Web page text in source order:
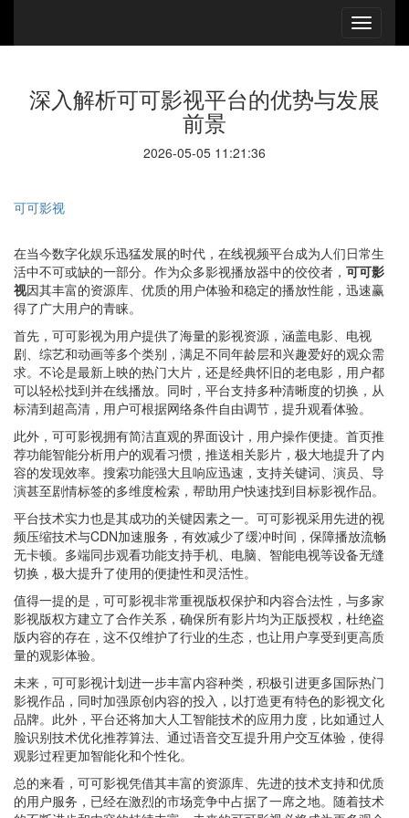
深入解析可可影视平台的优势与发展
前景
2026-05-05 11:21:36
可可影视
在当今数字化娱乐迅猛发展的时代，在线视频平台成为人们日常生
活中不可或缺的一部分。作为众多影视播放器中的佼佼者， 可可影
视因其丰富的资源库、优质的用户体验和稳定的播放性能，迅速赢
得了广大用户的青睐。
首先，可可影视为用户提供了海量的影视资源，涵盖电影、电视
剧、综艺和动画等多个类别，满足不同年龄层和兴趣爱好的观众需
求。不论是最新上映的热门大片，还是经典怀旧的老电影，用户都
可以轻松找到并在线播放。同时，平台支持多种清晰度的切换，从
标清到超高清，用户可根据网络条件自由调节，提升观看体验。
此外，可可影视拥有简洁直观的界面设计，用户操作便捷。首页推
荐功能智能分析用户的观看习惯，推送相关影片，极大地提升了内
容的发现效率。搜索功能强大且响应迅速，支持关键词、演员、导
演甚至剧情标签的多维度检索，帮助用户快速找到目标影视作品。
平台技术实力也是其成功的关键因素之一。可可影视采用先进的视
频压缩技术与CDN加速服务，有效减少了缓冲时间，保障播放流畅
无卡顿。多端同步观看功能支持手机、电脑、智能电视等设备无缝
切换，极大提升了使用的便捷性和灵活性。
值得一提的是，可可影视非常重视版权保护和内容合法性，与多家
影视版权方建立了合作关系，确保所有影片均为正版授权，杜绝盗
版内容的存在，这不仅维护了行业的生态，也让用户享受到更高质
量的观影体验。
未来，可可影视计划进一步丰富内容种类，积极引进更多国际热门
影视作品，同时加强原创内容的投入，以打造更有特色的影视文化
品牌。此外，平台还将加大人工智能技术的应用力度，比如通过人
脸识别技术优化推荐算法、通过语音交互提升用户交互体验，使得
观影过程更加智能化和个性化。
总的来看，可可影视凭借其丰富的资源库、先进的技术支持和优质
的用户服务，已经在激烈的市场竞争中占据了一席之地。随着技术